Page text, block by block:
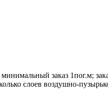
заказ 1пог.м;
слоев воздушно-